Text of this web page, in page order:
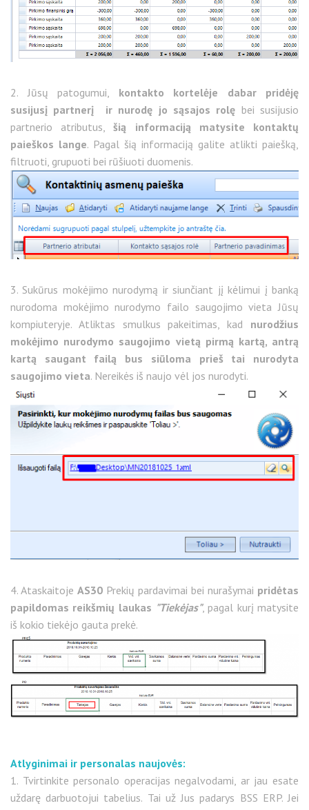
2. Jūsų patogumui, kontakto kortelėje dabar pridėję
susijusį partnerį ir nurodę jo sąsajos rolę bei susijusio
partnerio atributus,šią informaciją matysite kontaktų
paieškos lange. Pagal šią informaciją galite atlikti paiešką,
filtruoti, grupuoti bei rūšiuoti duomenis.
3. Sukūrus mokėjimo nurodymą ir siunčiant jį kėlimui į banką
nurodoma mokėjimo nurodymo failo saugojimo vieta Jūsų
kompiuteryje. Atliktas smulkus pakeitimas, kad nurodžius
mokėjimo nurodymo saugojimo vietą pirmą kartą, antrą
kartą saugant failą bus siūloma prieš tai nurodyta
saugojimo vieta. Nereikės iš naujo vėl jos nurodyti.
4. Ataskaitoje AS30 Prekių pardavimai bei nurašymai pridėtas
papildomas reikšmių laukas "Tiekėjas", pagal kurį matysite
iš kokio tiekėjo gauta prekė.
Atlyginimai ir personalas naujovės:
1. Tvirtinkite personalo operacijas negalvodami, ar jau esate
uždarę darbuotojui tabelius. Tai už Jus padarys BSS ERP. Jei